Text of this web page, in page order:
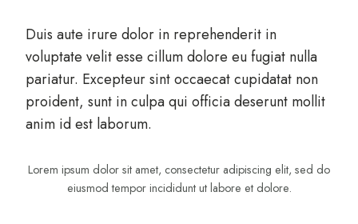
Duis aute irure dolor in reprehenderit in
voluptate velit esse cillum dolore eu fugiat nulla
pariatur. Excepteur sint occaecat cupidatat non
proident, sunt in culpa qui officia deserunt mollit
anim id est laborum.
Lorem ipsum dolor sit amet, consectetur adipiscing elit, sed do
eiusmod tempor incididunt ut labore et dolore.